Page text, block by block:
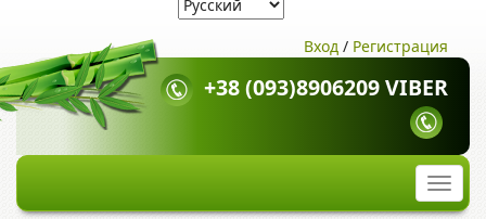
Вход / Регистрация
+38 (093)8906209 VIBER